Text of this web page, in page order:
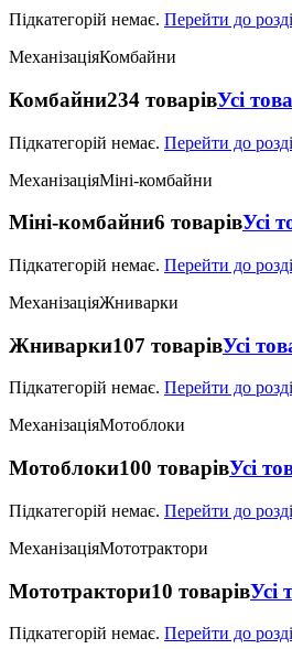
Підкатегорій немає. Перейти до
МеханізаціяКомбайни
Комбайни234 товарівУсі
Підкатегорій немає. Перейти до
МеханізаціяМіні-комбайни
Міні-комбайни6 товарівУсі
Підкатегорій немає. Перейти до
МеханізаціяЖниварки
Жниварки107 товарівУсі
Підкатегорій немає. Перейти до
МеханізаціяМотоблоки
Мотоблоки100 товарівУсі
Підкатегорій немає. Перейти до
МеханізаціяМототрактори
Мототрактори10 товарівУсі
Підкатегорій немає. Перейти до